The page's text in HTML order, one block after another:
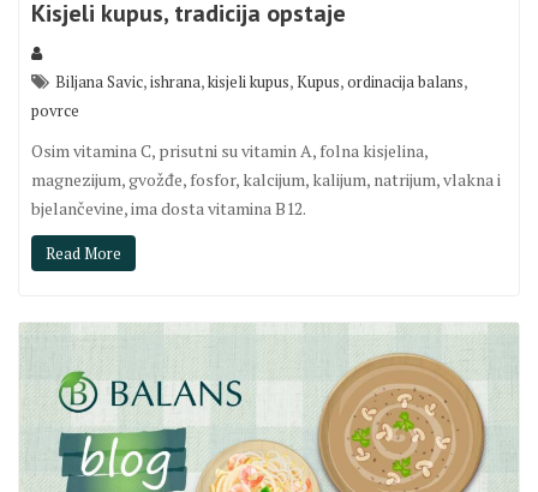
Kisjeli kupus, tradicija opstaje
Biljana Savic,ishrana,kisjeli kupus,Kupus,ordinacija balans,
povrce
Osim vitamina C, prisutni su vitamin A, folna kisjelina,
magnezijum, gvožđe, fosfor, kalcijum, kalijum, natrijum, vlakna i
bjelančevine, ima dosta vitamina B12.
Read More